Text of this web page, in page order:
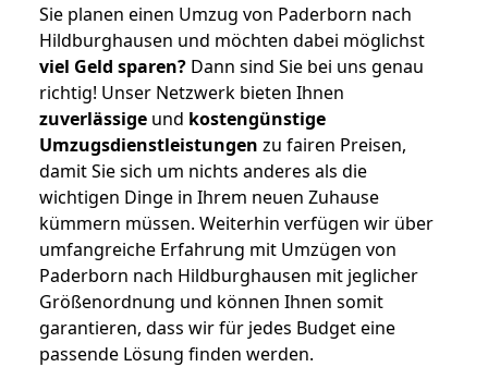
Sie planen einen Umzug von Paderborn nach
Hildburghausen und möchten dabei möglichst
viel Geld sparen? Dann sind Sie bei uns genau
richtig! Unser Netzwerk bieten Ihnen
zuverlässige und kostengünstige
Umzugsdienstleistungen zu fairen Preisen,
damit Sie sich um nichts anderes als die
wichtigen Dinge in Ihrem neuen Zuhause
kümmern müssen. Weiterhin verfügen wir über
umfangreiche Erfahrung mit Umzügen von
Paderborn nach Hildburghausen mit jeglicher
Größenordnung und können Ihnen somit
garantieren, dass wir für jedes Budget eine
passende Lösung finden werden.